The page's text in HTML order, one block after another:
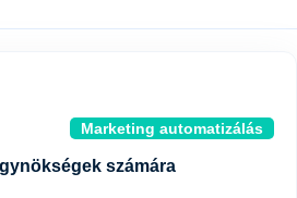
Marketing automatizálás
számára